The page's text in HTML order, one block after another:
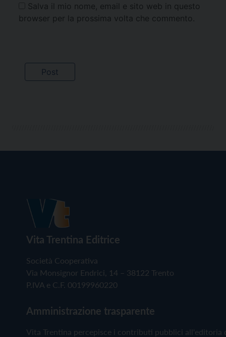
Salva il mio nome, email e sito web in questo
browser per la prossima volta che commento.
Vita Trentina Editrice
Società Cooperativa
Via Monsignor Endrici, 14 – 38122 Trento
P.IVA e C.F. 00199960220
Amministrazione trasparente
Vita Trentina percepisce i contributi pubblici all'editoria